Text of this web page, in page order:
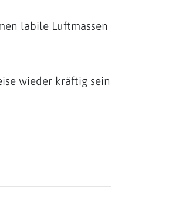
labile Luftmassen
wieder kräftig sein